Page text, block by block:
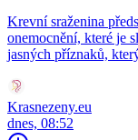
Krevní sraženina
onemocnění, které je
jasných příznaků,
Krasnezeny.eu
dnes, 08:52